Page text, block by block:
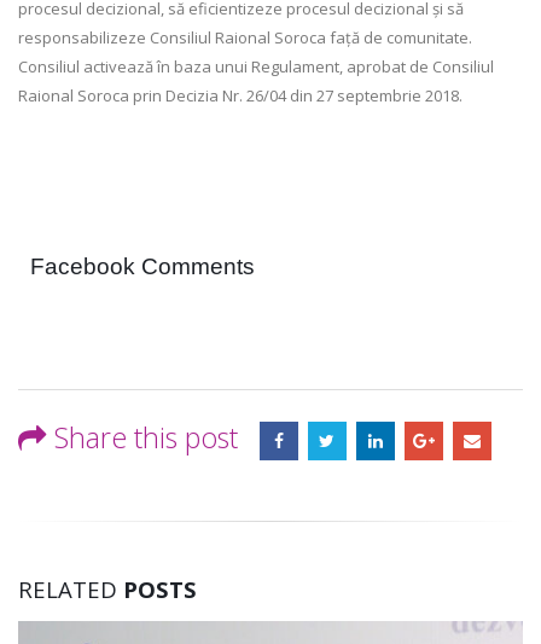
procesul decizional, să eficientizeze procesul decizional și să
responsabilizeze Consiliul Raional Soroca față de comunitate.
Consiliul activează în baza unui Regulament, aprobat de Consiliul
Raional Soroca prin Decizia Nr. 26/04 din 27 septembrie 2018.
Facebook Comments
Share this post
RELATED POSTS